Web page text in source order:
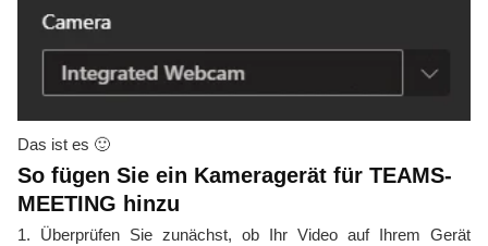
Das ist es 🙂
So fügen Sie ein Kameragerät für TEAMS-
MEETING hinzu
1. Überprüfen Sie zunächst, ob Ihr Video auf Ihrem Gerät